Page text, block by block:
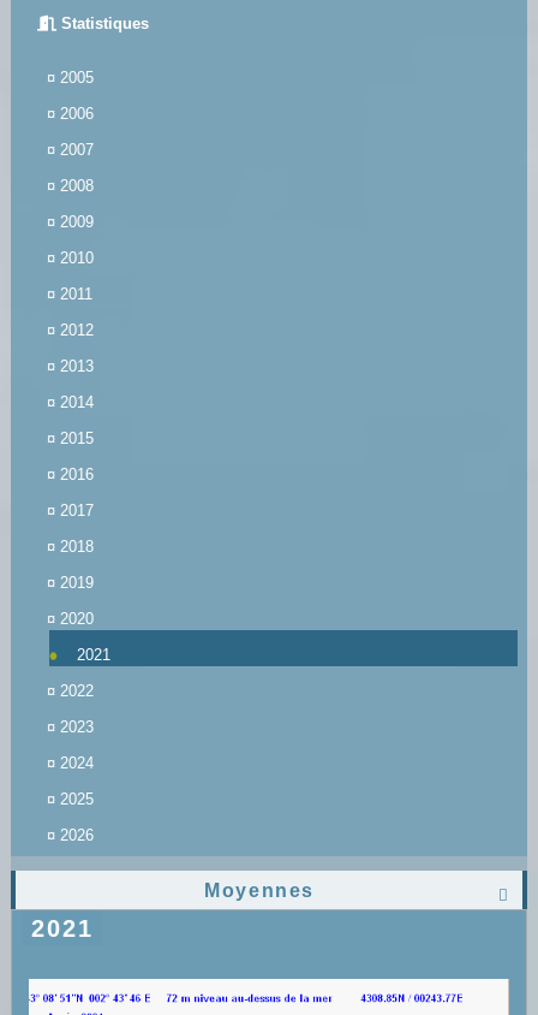
Statistiques
¤ 2005
¤ 2006
¤ 2007
¤ 2008
¤ 2009
¤ 2010
¤ 2011
¤ 2012
¤ 2013
¤ 2014
¤ 2015
¤ 2016
¤ 2017
¤ 2018
¤ 2019
¤ 2020
2021
¤ 2022
¤ 2023
¤ 2024
¤ 2025
¤ 2026

Moyennes
2021